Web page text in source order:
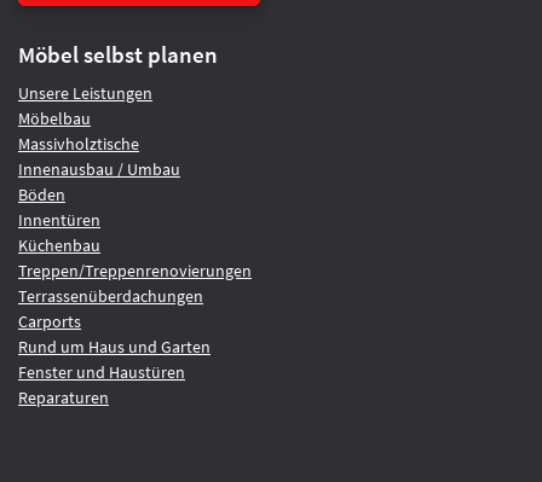
Möbel selbst planen
Unsere Leistungen
Möbelbau
Massivholztische
Innenausbau / Umbau
Böden
Innentüren
Küchenbau
Treppen/Treppenrenovierungen
Terrassenüberdachungen
Carports
Rund um Haus und Garten
Fenster und Haustüren
Reparaturen